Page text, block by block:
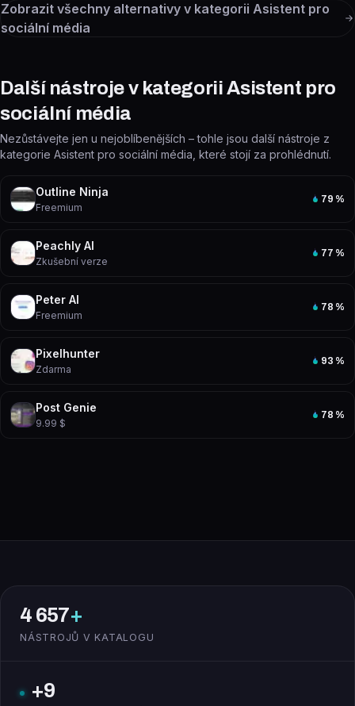
Zobrazit všechny alternativy v kategorii Asistent pro
sociální média
Další nástroje v kategorii Asistent pro
sociální média
Nezůstávejte jen u nejoblíbenějších – tohle jsou další nástroje z
kategorie Asistent pro sociální média, které stojí za prohlédnutí.
Outline Ninja
Freemium
79 %
Peachly AI
Zkušební verze
77 %
Peter AI
Freemium
78 %
Pixelhunter
Zdarma
93 %
Post Genie
9.99 $
78 %
4 657+
NÁSTROJŮ V KATALOGU
+9